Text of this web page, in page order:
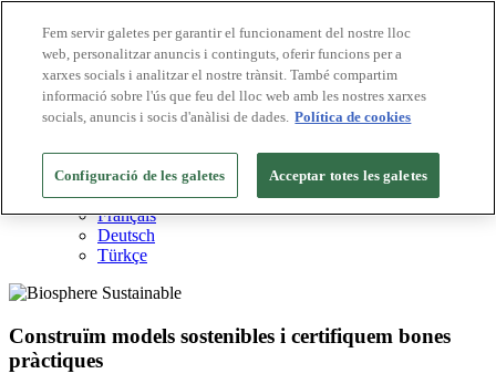
Destinacions Biosphere
Empreses Biosphere
Com valorem
Sobre nosaltres
English
Español
Português
Français
Deutsch
Türkçe
Construïm models sostenibles i certifiquem bones
pràctiques
Fem servir galetes per garantir el funcionament del nostre lloc
web, personalitzar anuncis i continguts, oferir funcions per a
xarxes socials i analitzar el nostre trànsit. També compartim
informació sobre l'ús que feu del lloc web amb les nostres xarxes
socials, anuncis i socis d'anàlisi de dades. Política de cookies
Configuració de les galetes Acceptar totes les galetes